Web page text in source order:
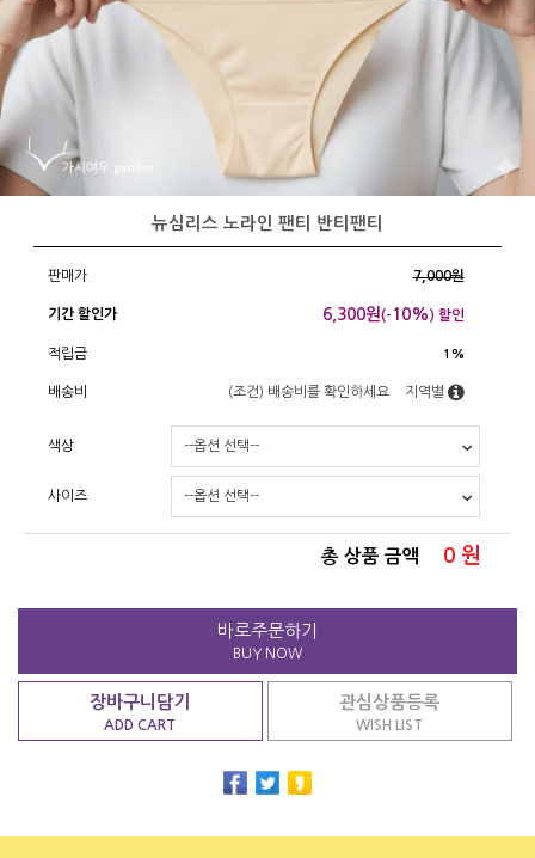
뉴심리스 노라인 팬티 반티팬티
판매가 7,000원
기간 할인가 6,300원(- 10%) 할인
적립금 1%
배송비 (조건) 배송비를 확인하세요 지역별
색상
사이즈
총 상품 금액 0 원
바로주문하기
BUY NOW
장바구니담기
ADD CART
관심상품등록
WISH LIST